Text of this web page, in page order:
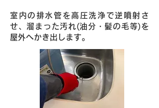
室内の排水管を高圧洗浄で逆噴射さ
せ、溜まった汚れ(油分・髪の毛等)を
屋外へかき出します。